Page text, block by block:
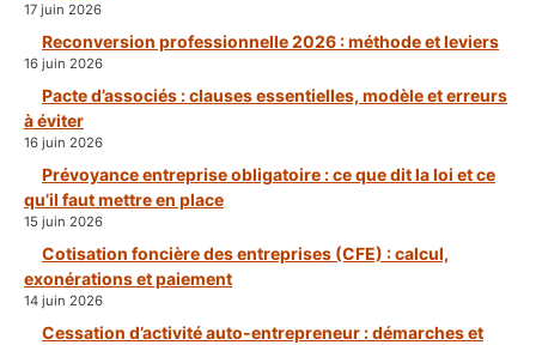
17 juin 2026
Reconversion professionnelle 2026 : méthode et leviers
16 juin 2026
Pacte d’associés : clauses essentielles, modèle et erreurs
à éviter
16 juin 2026
Prévoyance entreprise obligatoire : ce que dit la loi et ce
qu’il faut mettre en place
15 juin 2026
Cotisation foncière des entreprises (CFE) : calcul,
exonérations et paiement
14 juin 2026
Cessation d’activité auto-entrepreneur : démarches et